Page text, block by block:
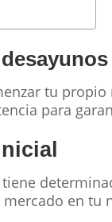
tu
para
en tu